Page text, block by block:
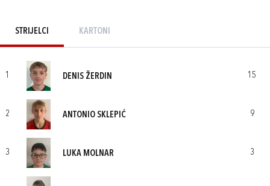
STRIJELCI KARTONI
1 DENIS ŽERDIN 15
2 ANTONIO SKLEPIĆ 9
3 LUKA MOLNAR 3